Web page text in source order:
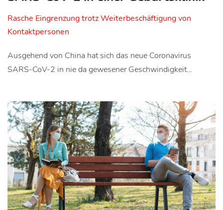
Rasche Eingrenzung trotz Weiterbeschäftigung von
Kontaktpersonen
Ausgehend von China hat sich das neue Coronavirus
SARS-CoV-2 in nie da gewesener Geschwindigkeit…